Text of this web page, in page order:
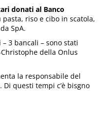
donati al Banco
riso e cibo in scatola,
SpA.
3 bancali – sono stati
della Onlus
la responsabile del
questi tempi c’è bisgno